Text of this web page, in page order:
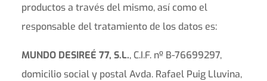
productos a través del mismo, así como el
responsable del tratamiento de los datos es:
MUNDO DESIREÉ 77, S.L., C.I.F. nº B-76699297,
domicilio social y postal Avda. Rafael Puig Lluvina,